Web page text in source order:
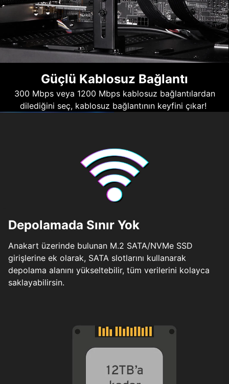
Güçlü Kablosuz Bağlantı
300 Mbps veya 1200 Mbps kablosuz bağlantılardan
dilediğini seç, kablosuz bağlantının keyfini çıkar!
Depolamada Sınır Yok
Anakart üzerinde bulunan M.2 SATA/NVMe SSD
girişlerine ek olarak, SATA slotlarını kullanarak
depolama alanını yükseltebilir, tüm verilerini kolayca
saklayabilirsin.